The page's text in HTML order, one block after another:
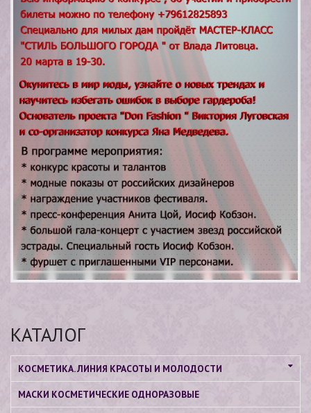
КАТАЛОГ
КОСМЕТИКА. ЛИНИЯ КРАСОТЫ И МОЛОДОСТИ
МАСКИ КОСМЕТИЧЕСКИЕ ОДНОРАЗОВЫЕ